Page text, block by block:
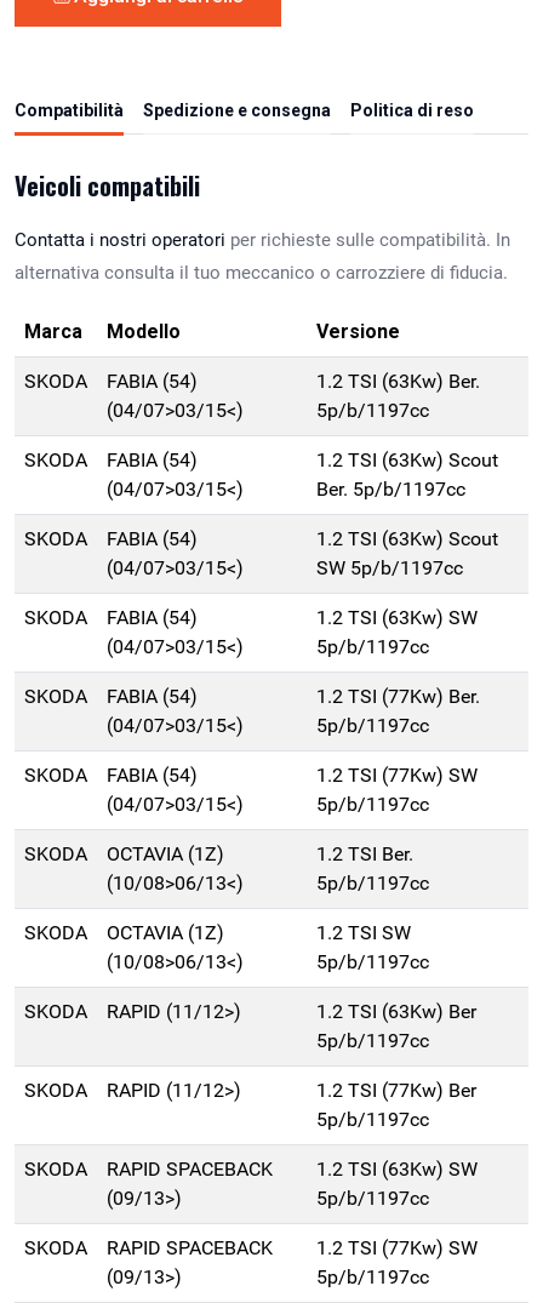
Compatibilità Spedizione e consegna Politica di reso
Veicoli compatibili
Contatta i nostri operatori per richieste sulle compatibilità. In
alternativa consulta il tuo meccanico o carrozziere di fiducia.
Marca Modello Versione
SKODA
FABIA (54)
(04/07>03/15<)
1.2 TSI (63Kw) Ber.
5p/b/1197cc
SKODA
FABIA (54)
(04/07>03/15<)
1.2 TSI (63Kw) Scout
Ber. 5p/b/1197cc
SKODA
FABIA (54)
(04/07>03/15<)
1.2 TSI (63Kw) Scout
SW 5p/b/1197cc
SKODA
FABIA (54)
(04/07>03/15<)
1.2 TSI (63Kw) SW
5p/b/1197cc
SKODA
FABIA (54)
(04/07>03/15<)
1.2 TSI (77Kw) Ber.
5p/b/1197cc
SKODA
FABIA (54)
(04/07>03/15<)
1.2 TSI (77Kw) SW
5p/b/1197cc
SKODA
OCTAVIA (1Z)
(10/08>06/13<)
1.2 TSI Ber.
5p/b/1197cc
SKODA
OCTAVIA (1Z)
(10/08>06/13<)
1.2 TSI SW
5p/b/1197cc
SKODA RAPID (11/12>)
1.2 TSI (63Kw) Ber
5p/b/1197cc
SKODA RAPID (11/12>)
1.2 TSI (77Kw) Ber
5p/b/1197cc
SKODA
RAPID SPACEBACK
(09/13>)
1.2 TSI (63Kw) SW
5p/b/1197cc
SKODA
RAPID SPACEBACK
(09/13>)
1.2 TSI (77Kw) SW
5p/b/1197cc